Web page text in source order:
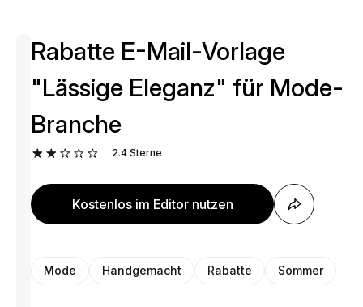
Rabatte E-Mail-Vorlage
"Lässige Eleganz" für Mode-
Branche
2.4 Sterne
Kostenlos im Editor nutzen
Mode Handgemacht Rabatte Sommer